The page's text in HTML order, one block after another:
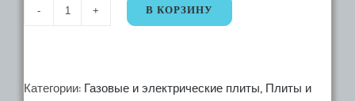
Количество
Плита
В КОРЗИНУ
Категории: Газовые и электрические плиты, Плиты и